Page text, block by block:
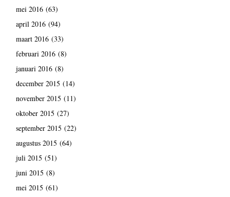
mei 2016(63)
april 2016(94)
maart 2016(33)
februari 2016(8)
januari 2016(8)
december 2015 (14)
november 2015 (11)
oktober 2015 (27)
september 2015 (22)
augustus 2015 (64)
juli 2015 (51)
juni 2015 (8)
mei 2015 (61)